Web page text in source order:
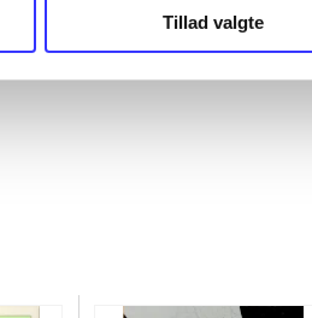
Tillad valgte